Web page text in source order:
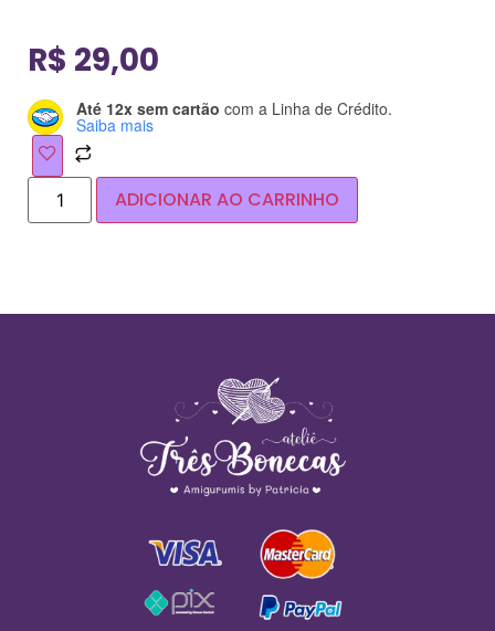
R$ 29,00
Até 12x sem cartão com a Linha de Crédito.
Saiba mais
ADICIONAR AO CARRINHO